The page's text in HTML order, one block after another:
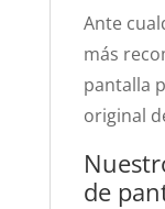
Ante
más
pantalla
original
de